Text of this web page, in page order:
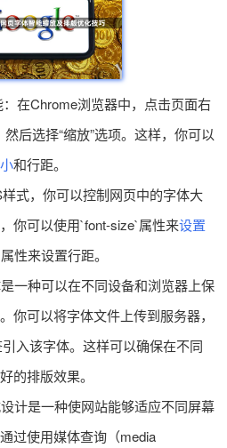
：在Chrome浏览器中，点击页面右
然后选择“缩放”选项。这样，你可以
和行距。
式，你可以控制网页中的字体大
你可以使用`font-size`属性来设置
性来设置行距。
一种可以在不同设备和浏览器上保
你可以将字体文件上传到服务器，
入该字体。这样可以确保在不同
的排版效果。
计是一种使网站能够适应不同屏幕
过使用媒体查询（media